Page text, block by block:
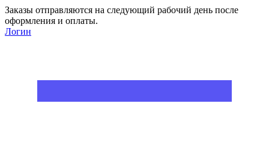
Заказы отправляются на следующий рабочий день после
оформления и оплаты.
Логин